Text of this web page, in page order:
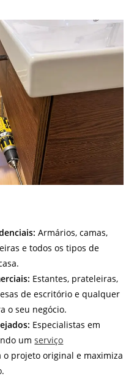
Armários, camas,
e todos os tipos de
Estantes, prateleiras,
de escritório e qualquer
o seu negócio.
Especialistas em
umserviço
o projeto original e maximiza